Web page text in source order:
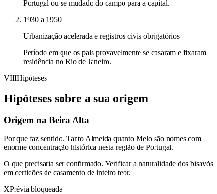
Portugal ou se mudado do campo para a capital.
1930 a 1950
Urbanização acelerada e registros civis obrigatórios
Período em que os pais provavelmente se casaram e fixaram
residência no Rio de Janeiro.
VIIIHipóteses
Hipóteses sobre a sua origem
Origem na Beira Alta
Por que faz sentido. Tanto Almeida quanto Melo são nomes com
enorme concentração histórica nesta região de Portugal.
O que precisaria ser confirmado. Verificar a naturalidade dos bisavós
em certidões de casamento de inteiro teor.
XPrévia bloqueada